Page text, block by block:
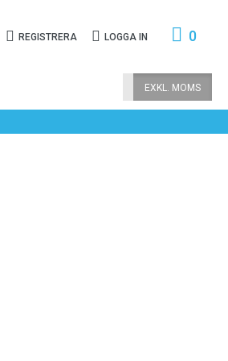
0
REGISTRERA LOGGA IN
EXKL. MOMS